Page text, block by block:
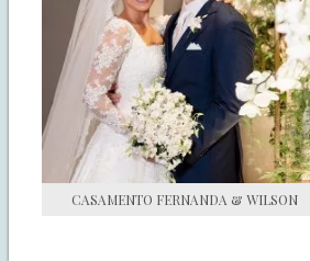
CASAMENTO FERNANDA & WILSON